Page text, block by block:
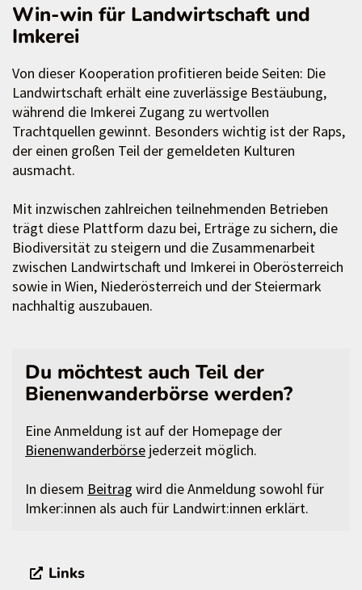
Win-win für Landwirtschaft und
Imkerei
Von dieser Kooperation profitieren beide Seiten: Die
Landwirtschaft erhält eine zuverlässige Bestäubung,
während die Imkerei Zugang zu wertvollen
Trachtquellen gewinnt. Besonders wichtig ist der Raps,
der einen großen Teil der gemeldeten Kulturen
ausmacht.
Mit inzwischen zahlreichen teilnehmenden Betrieben
trägt diese Plattform dazu bei, Erträge zu sichern, die
Biodiversität zu steigern und die Zusammenarbeit
zwischen Landwirtschaft und Imkerei in Oberösterreich
sowie in Wien, Niederösterreich und der Steiermark
nachhaltig auszubauen.
Du möchtest auch Teil der
Bienenwanderbörse werden?
Eine Anmeldung ist auf der Homepage der
Bienenwanderbörse jederzeit möglich.
In diesem Beitrag wird die Anmeldung sowohl für
Imker:innen als auch für Landwirt:innen erklärt.
Links